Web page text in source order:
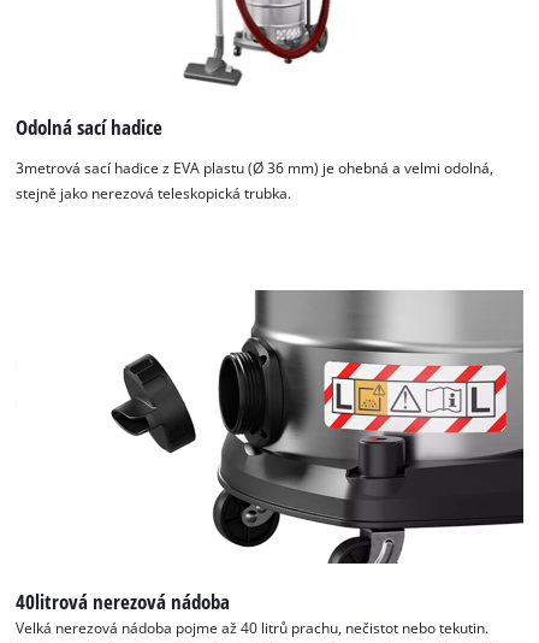
Odolná sací hadice
3metrová sací hadice z EVA plastu (Ø 36 mm) je ohebná a velmi odolná,
stejně jako nerezová teleskopická trubka.
40litrová nerezová nádoba
Velká nerezová nádoba pojme až 40 litrů prachu, nečistot nebo tekutin.